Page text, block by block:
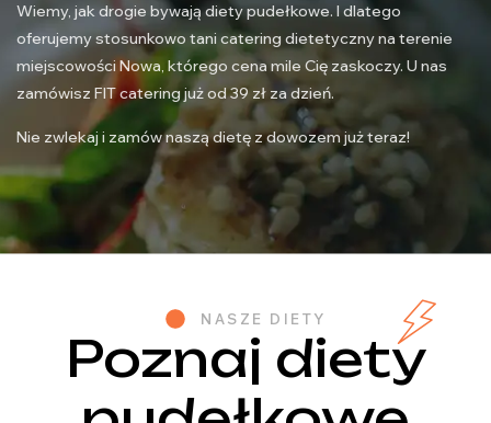
Wiemy, jak drogie bywają diety pudełkowe. I dlatego
oferujemy stosunkowo tani catering dietetyczny na terenie
miejscowości Nowa, którego cena mile Cię zaskoczy. U nas
zamówisz FIT catering już od 39 zł za dzień.
Nie zwlekaj i zamów naszą dietę z dowozem już teraz!
NASZE DIETY
Poznaj diety